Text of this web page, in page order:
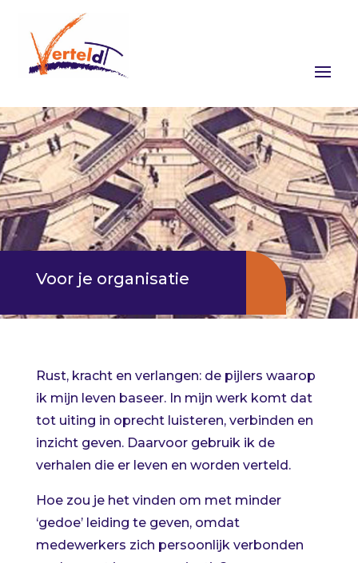
Voor je organisatie
Rust, kracht en verlangen: de pijlers waarop
ik mijn leven baseer. In mijn werk komt dat
tot uiting in oprecht luisteren, verbinden en
inzicht geven. Daarvoor gebruik ik de
verhalen die er leven en worden verteld.
Hoe zou je het vinden om met minder
‘gedoe’ leiding te geven, omdat
medewerkers zich persoonlijk verbonden